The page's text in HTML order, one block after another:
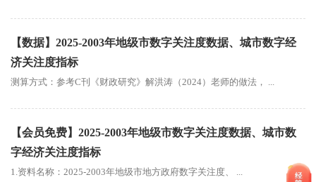
【数据】2025-2003年地级市数字关注度数据、城市数字经
济关注度指标
测算方式：参考C刊《财政研究》解洪涛（2024）老师的做法， ...
【会员免费】2025-2003年地级市数字关注度数据、城市数
字经济关注度指标
1.资料名称：2025-2003年地级市地方政府数字关注度、 ...